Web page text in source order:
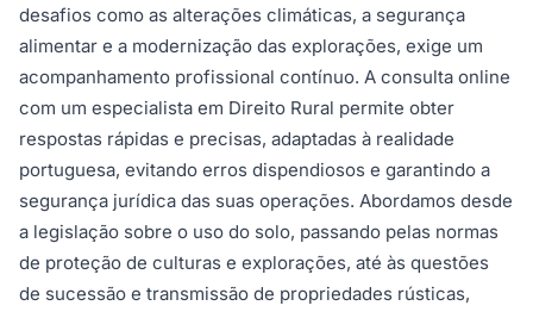
desafios como as alterações climáticas, a segurança
alimentar e a modernização das explorações, exige um
acompanhamento profissional contínuo. A consulta online
com um especialista em Direito Rural permite obter
respostas rápidas e precisas, adaptadas à realidade
portuguesa, evitando erros dispendiosos e garantindo a
segurança jurídica das suas operações. Abordamos desde
a legislação sobre o uso do solo, passando pelas normas
de proteção de culturas e explorações, até às questões
de sucessão e transmissão de propriedades rústicas,